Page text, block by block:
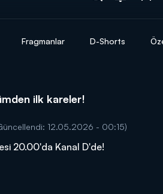
Fragmanlar D-Shorts
ilk kareler!
12.05.2026 - 00:15)
20.00'da Kanal D'de!